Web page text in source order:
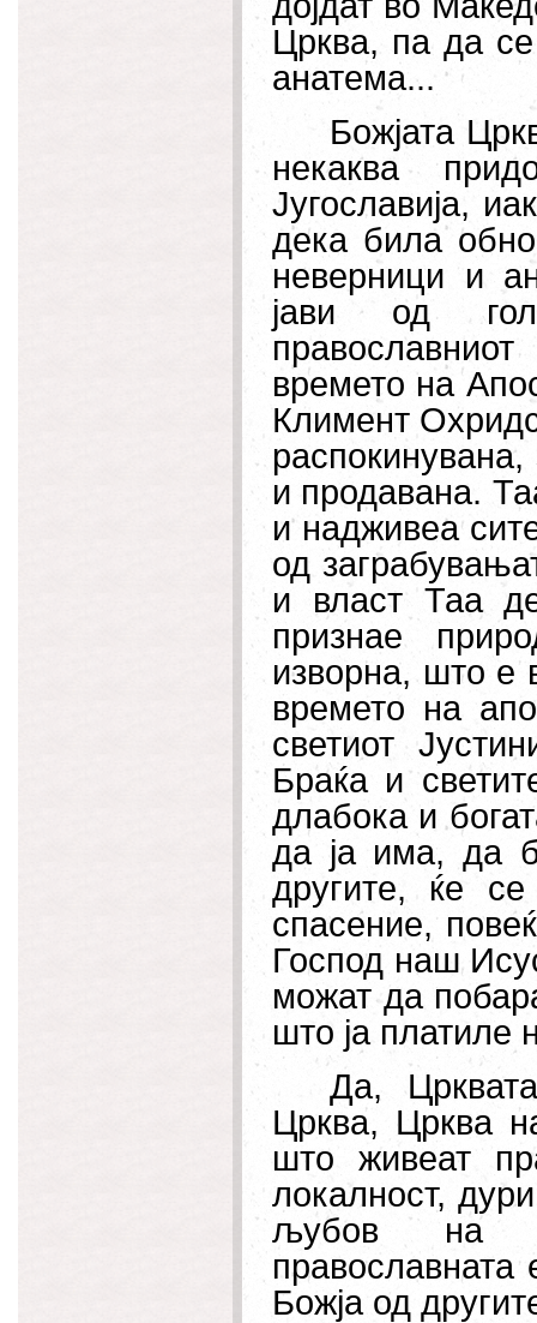
Црква, па да
анатема...
Божјата
некаква
Југославија,
дека била
неверници и
јави од
времето на
Климент
и продавана.
и надживеа
од
и власт Таа
признае
изворна, што е
времето на
светиот
Браќа и
длабока и
да ја има, да
другите, ќе
спасение,
Господ наш
можат да
што ја платиле
Да,
Црква, Црква
што живеат
локалност,
љубов на
Божја од